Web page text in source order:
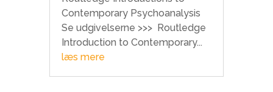
Contemporary Psychoanalysis
Se udgivelserne >>> Routledge
Introduction to Contemporary...
læs mere